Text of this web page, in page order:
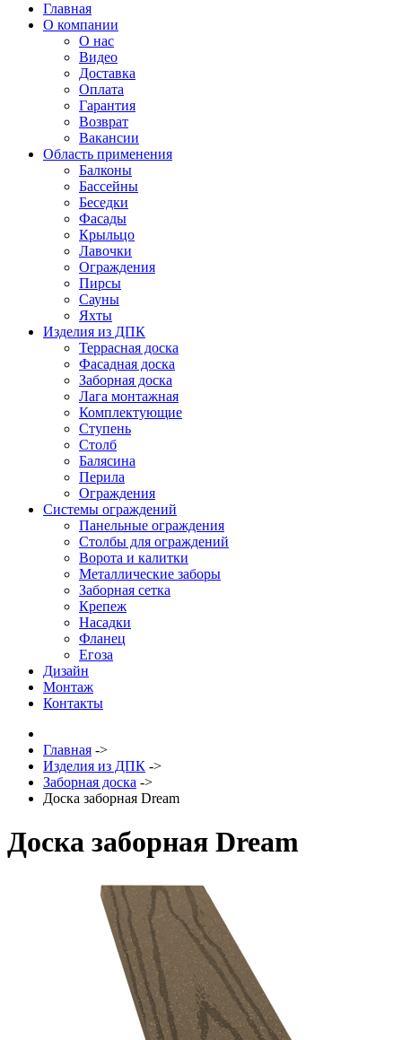
Главная
О компании
О нас
Видео
Доставка
Оплата
Гарантия
Возврат
Вакансии
Область применения
Балконы
Бассейны
Беседки
Фасады
Крыльцо
Лавочки
Ограждения
Пирсы
Сауны
Яхты
Изделия из ДПК
Террасная доска
Фасадная доска
Заборная доска
Лага монтажная
Комплектующие
Ступень
Столб
Балясина
Перила
Ограждения
Системы ограждений
Панельные ограждения
Столбы для ограждений
Ворота и калитки
Металлические заборы
Заборная сетка
Крепеж
Насадки
Фланец
Егоза
Дизайн
Монтаж
Контакты
Главная ->
Изделия из ДПК ->
Заборная доска ->
Доска заборная Dream
Доска заборная Dream